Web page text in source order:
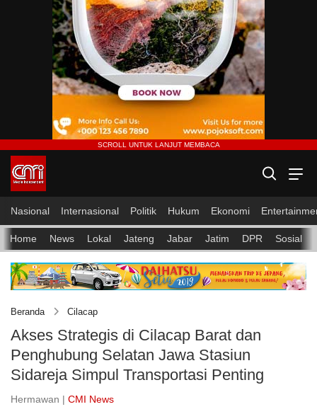
Nasional Internasional Politik Hukum Ekonomi
Home News Lokal Jateng Jabar Jatim DPR Sosial
Beranda Cilacap
Akses Strategis di Cilacap Barat dan
Penghubung Selatan Jawa Stasiun
Sidareja Simpul Transportasi Penting
Hermawan | CMI News